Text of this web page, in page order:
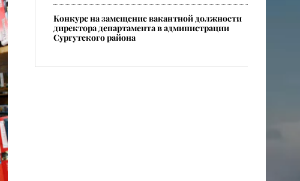
Конкурс на замещение вакантной должности
директора департамента в администрации
Сургутского района